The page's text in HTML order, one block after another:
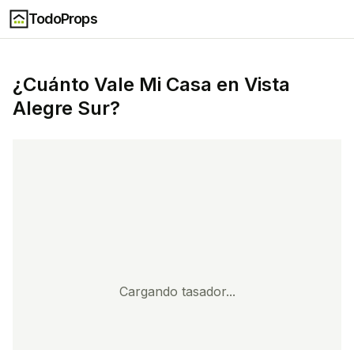
TodoProps
¿Cuánto Vale Mi Casa en Vista
Alegre Sur?
Cargando tasador...